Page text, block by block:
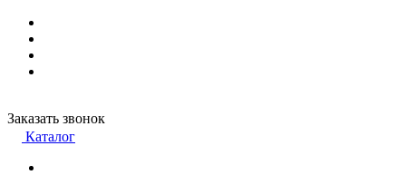
Заказать звонок
Каталог